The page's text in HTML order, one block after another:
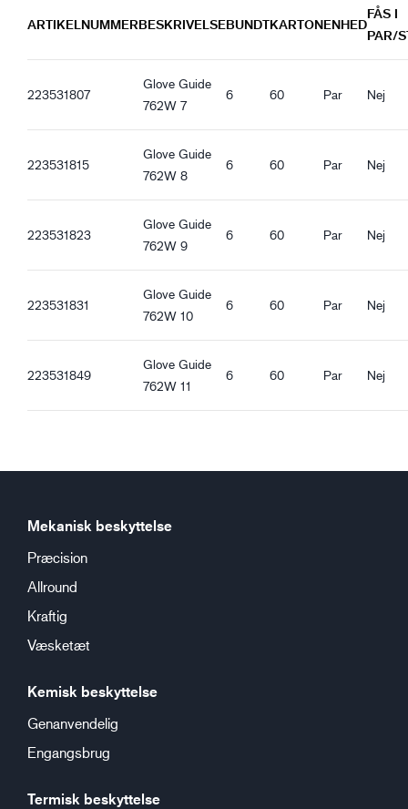
REACH registrering
Ergonomiske funktioner
Åben manchet
Elastik manchet
Guide 762W_de-DE_Productsheet.pdf
Guide 762W_fr-FR_Productsheet.pdf
Guide 762W_pl-PL_Productsheet.pdf
Guide 762W_ro-RO_Productsheet.pdf
Guide 762W_hu-HU_Productsheet.pdf
Guide 762W_et-EE_Productsheet.pdf
ARTIKELNUMMERBESKRIVELSEBUNDTKARTONENHED
FÅS I
PAR/
223531807
Glove Guide
762W 7
6 60 Par Nej
223531815
Glove Guide
762W 8
6 60 Par Nej
223531823
Glove Guide
762W 9
6 60 Par Nej
223531831
Glove Guide
762W 10
6 60 Par Nej
223531849
Glove Guide
762W 11
6 60 Par Nej
Mekanisk beskyttelse
Præcision
Allround
Kraftig
Væsketæt
Kemisk beskyttelse
Genanvendelig
Engangsbrug
Termisk beskyttelse